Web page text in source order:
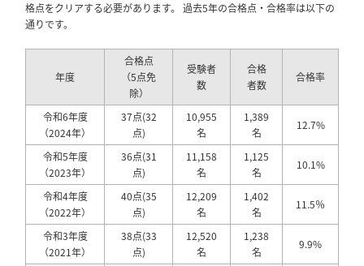
格点をクリアする必要があります。 過去5年の合格点・合格率は以下の
通りです。
年度
合格点
（5点免
除）
受験者
数
合格
者数
合格率
令和6年度
（2024年）
37点(32
点)
10,955
名
1,389
名
12.7%
令和5年度
（2023年）
36点(31
点)
11,158
名
1,125
名
10.1%
令和4年度
（2022年）
40点(35
点)
12,209
名
1,402
名
11.5％
令和3年度
（2021年）
38点(33
点)
12,520
名
1,238
名
9.9%